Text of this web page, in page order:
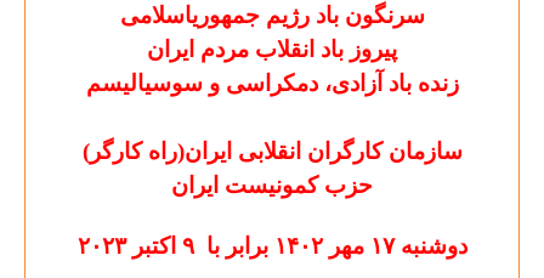
سرنگون باد رژیم جمهوریاسلامی
پیروز باد انقلاب مردم ایران
زنده باد آزادی، دمکراسی و سوسیالیسم
سازمان کارگران انقلابی ایران(راه کارگر)
حزب کمونیست ایران
دوشنبه ۱۷ مهر ۱۴۰۲ برابر با ۹ اکتبر ۲۰۲۳